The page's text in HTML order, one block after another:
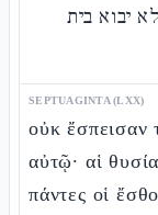
יבוא בית
SEPTUAGINTA (LXX)
οὐκ ἔσπεισαν
αὐτῷ· αἱ
πάντες οἱ